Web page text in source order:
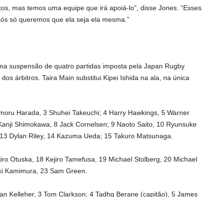
mas temos uma equipe que irá apoiá-lo”, disse Jones. “Esses
só queremos que ela seja ela mesma.”
suspensão de quatro partidas imposta pela Japan Rugby
árbitros. Taira Main substitui Kipei Ishida na ala, na única
Harada, 3 Shuhei Takeuchi; 4 Harry Hawkings, 5 Warner
Shimokawa, 8 Jack Cornelsen; 9 Naoto Saito, 10 Ryunsuke
Dylan Riley, 14 Kazuma Ueda; 15 Takuro Matsunaga.
Otuska, 18 Kejiro Tamefusa, 19 Michael Stolberg, 20 Michael
Kamimura, 23 Sam Green.
Kelleher, 3 Tom Clarkson; 4 Tadhg Berane (capitão), 5 James